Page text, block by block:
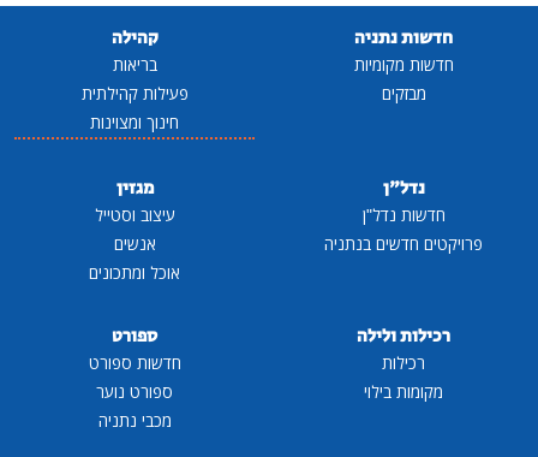
חדשות נתניה
חדשות מקומיות
מבזקים
קהילה
בריאות
פעילות קהילתית
חינוך ומצוינות
נדל"ן
חדשות נדל"ן
פרויקטים חדשים בנתניה
מגזין
עיצוב וסטייל
אנשים
אוכל ומתכונים
רכילות ולילה
רכילות
מקומות בילוי
ספורט
חדשות ספורט
ספורט נוער
מכבי נתניה